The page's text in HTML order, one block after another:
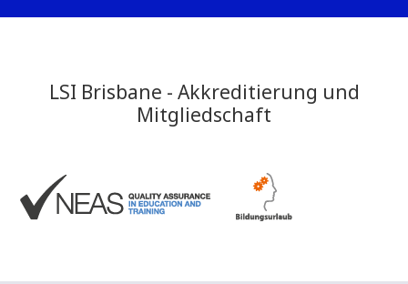
LSI Brisbane - Akkreditierung und
Mitgliedschaft